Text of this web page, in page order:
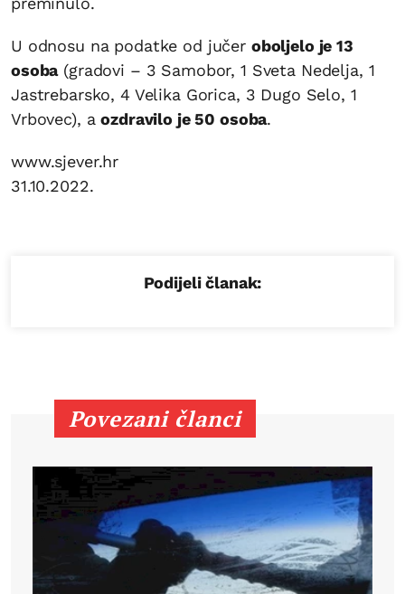
U odnosu na podatke od jučer oboljelo je 13
osoba(gradovi – 3 Samobor, 1 Sveta Nedelja, 1
Jastrebarsko, 4 Velika Gorica, 3 Dugo Selo, 1
Vrbovec), aozdravilo je 50 osoba.
www.sjever.hr
31.10.2022.
Podijeli članak:
Povezani članci